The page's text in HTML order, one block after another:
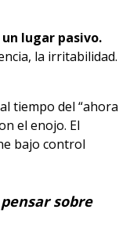
lugar pasivo.
la irritabilidad.
tiempo del “ahora
el enojo. El
bajo control
sobre